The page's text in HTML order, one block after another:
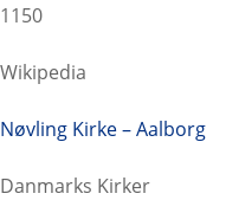
1150
Wikipedia
Nøvling Kirke – Aalborg
Danmarks Kirker